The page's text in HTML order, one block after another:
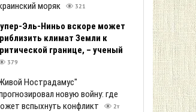
моряк
321
Эль-Ниньо вскоре может
климат Земли к
границе, – ученый
379
Нострадамус"
новую войну: где
вспыхнуть конфликт
2т